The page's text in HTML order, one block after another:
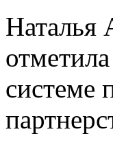
Наталья
системе